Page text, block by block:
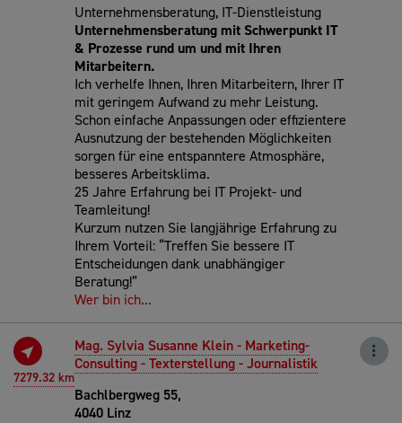
Unternehmensberatung, IT-Dienstleistung
Unternehmensberatung mit Schwerpunkt IT
& Prozesse rund um und mit Ihren
Mitarbeitern.
Ich verhelfe Ihnen, Ihren Mitarbeitern, Ihrer IT
mit geringem Aufwand zu mehr Leistung.
Schon einfache Anpassungen oder effizientere
Ausnutzung der bestehenden Möglichkeiten
sorgen für eine entspanntere Atmosphäre,
besseres Arbeitsklima.
25 Jahre Erfahrung bei IT Projekt- und
Teamleitung!
Kurzum nutzen Sie langjährige Erfahrung zu
Ihrem Vorteil: “Treffen Sie bessere IT
Entscheidungen dank unabhängiger
Beratung!”
Wer bin ich...
7279.32 km
Mag. Sylvia Susanne Klein - Marketing-
Consulting - Texterstellung - Journalistik
Bachlbergweg 55,
4040 Linz